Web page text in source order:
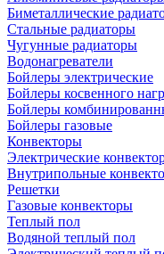
Биметаллические
Стальные радиаторы
Чугунные радиаторы
Водонагреватели
Бойлеры электрические
Бойлеры косвенного
Бойлеры
Бойлеры газовые
Конвекторы
Электрические
Внутрипольные
Решетки
Газовые конвекторы
Теплый пол
Водяной теплый пол